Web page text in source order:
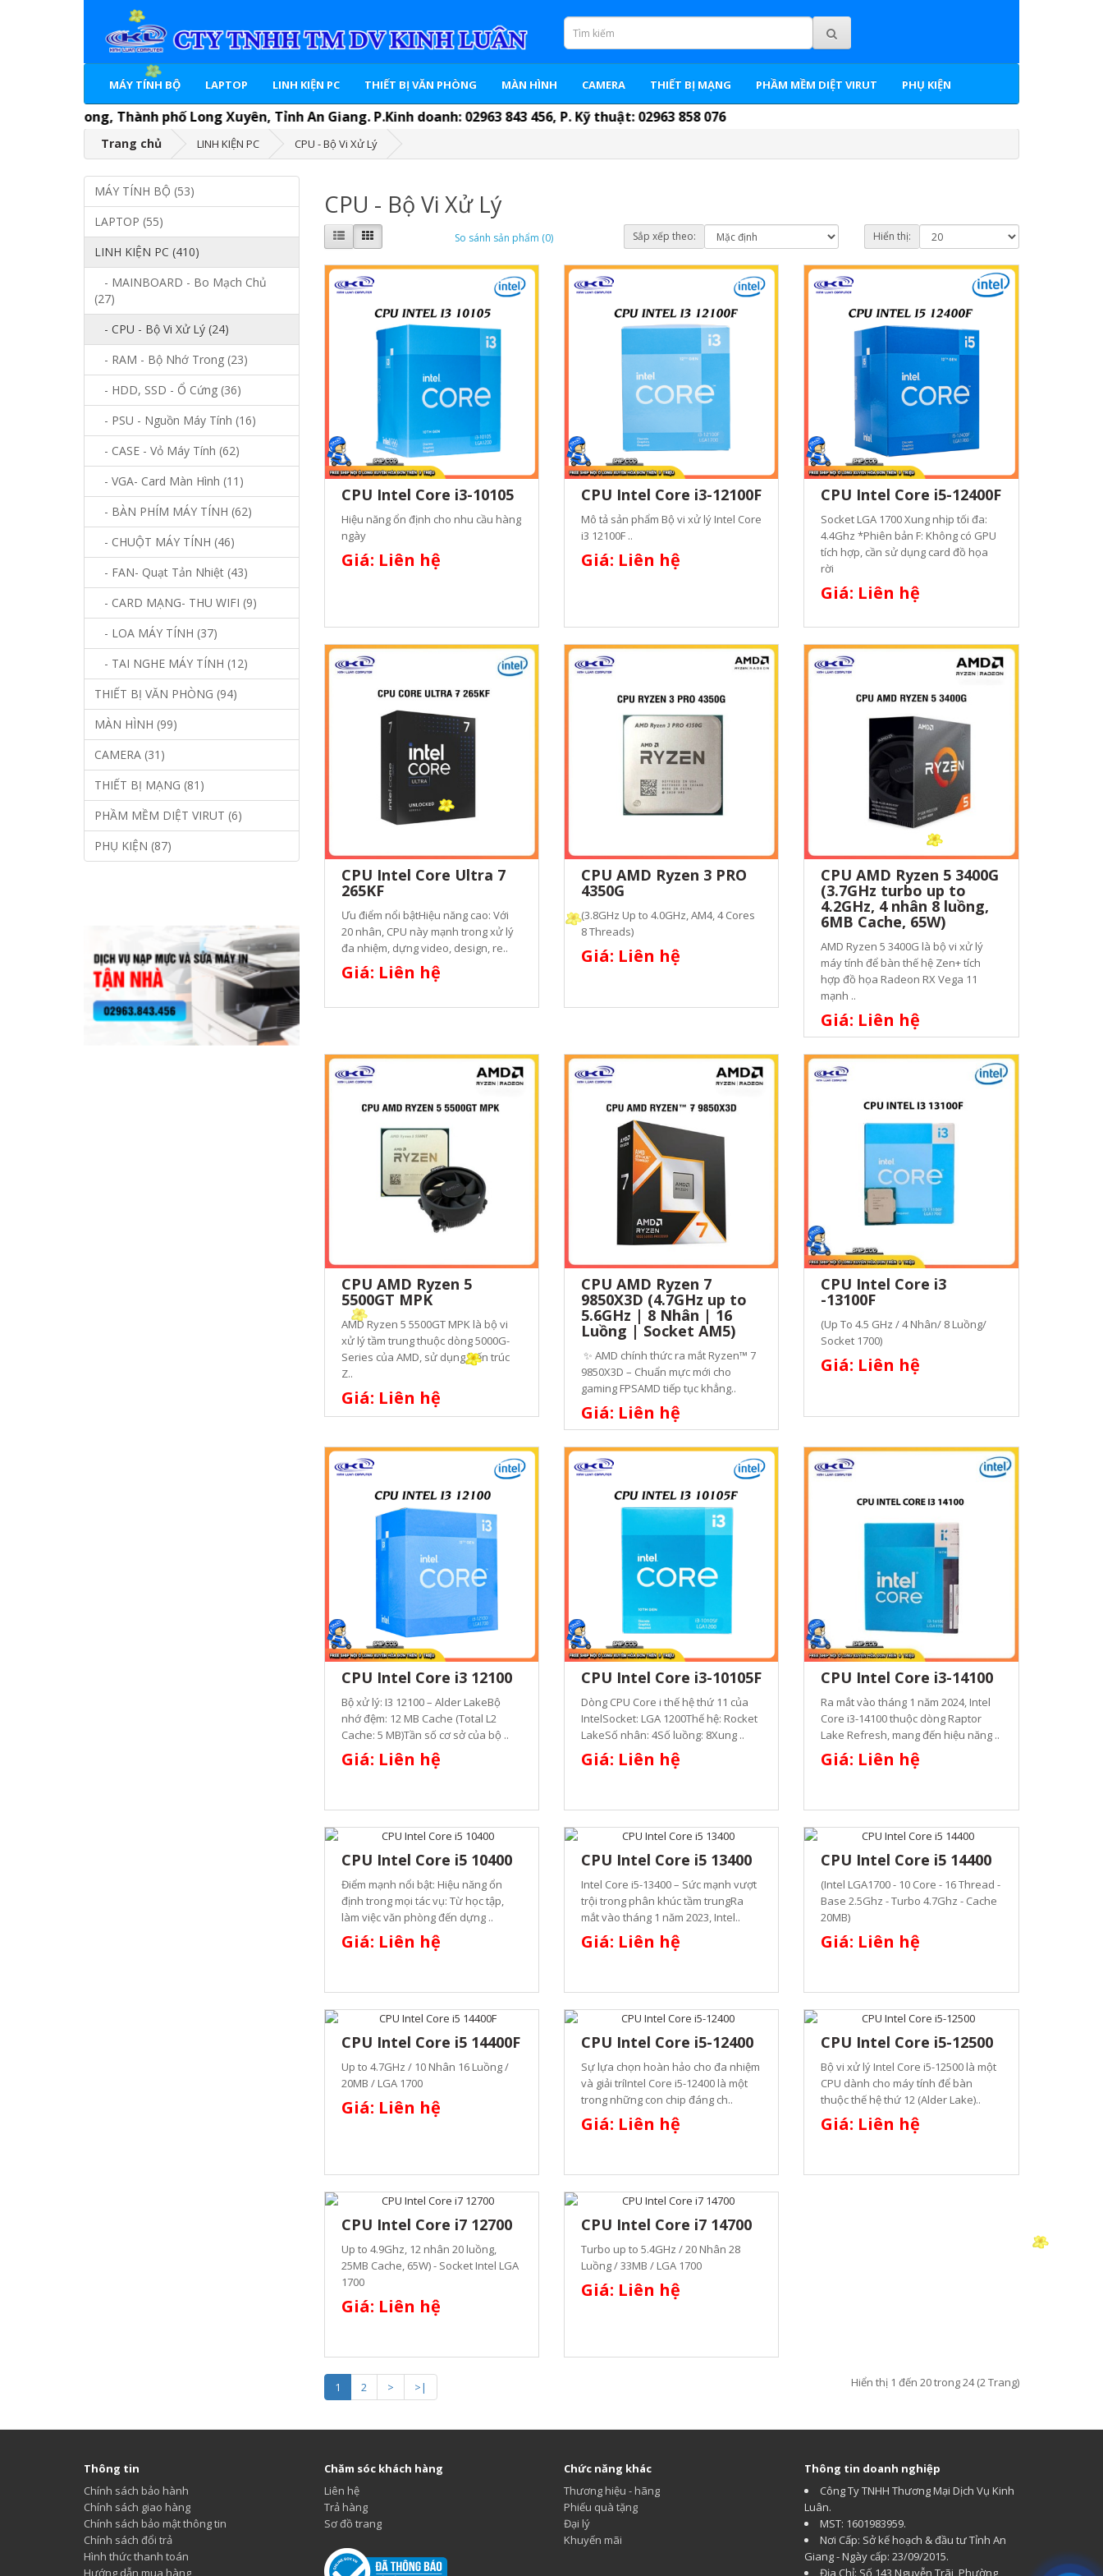
MÁY TÍNH BỘ LAPTOP LINH KIỆN PC THIẾT BỊ VĂN PHÒNG MÀN HÌNH CAMERA THIẾT BỊ MẠNG PHẦM MỀM DIỆT VIRUT PHỤ KIỆN
Long, Thành phố Long Xuyên, Tỉnh An Giang. P.Kinh doanh: 02963 843 456, P. Kỹ thuật: 02963 858 076
Trang chủ LINH KIỆN PC CPU - Bộ Vi Xử Lý
MÁY TÍNH BỘ (53)
LAPTOP (55)
LINH KIỆN PC (410)
- MAINBOARD - Bo Mạch Chủ
(27)
- CPU - Bộ Vi Xử Lý (24)
- RAM - Bộ Nhớ Trong (23)
- HDD, SSD - Ổ Cứng (36)
- PSU - Nguồn Máy Tính (16)
- CASE - Vỏ Máy Tính (62)
- VGA- Card Màn Hình (11)
- BÀN PHÍM MÁY TÍNH (62)
- CHUỘT MÁY TÍNH (46)
- FAN- Quạt Tản Nhiệt (43)
- CARD MẠNG- THU WIFI (9)
- LOA MÁY TÍNH (37)
- TAI NGHE MÁY TÍNH (12)
THIẾT BỊ VĂN PHÒNG (94)
MÀN HÌNH (99)
CAMERA (31)
THIẾT BỊ MẠNG (81)
PHẦM MỀM DIỆT VIRUT (6)
PHỤ KIỆN (87)
CPU - Bộ Vi Xử Lý
So sánh sản phẩm (0) Sắp xếp theo: Hiển thị:
CPU Intel Core i3-10105
Hiệu năng ổn định cho nhu cầu hàng
ngày
Giá: Liên hệ
CPU Intel Core i3-12100F
Mô tả sản phẩm Bộ vi xử lý Intel Core
i3 12100F ..
Giá: Liên hệ
CPU Intel Core i5-12400F
Socket LGA 1700 Xung nhịp tối đa:
4.4Ghz *Phiên bản F: Không có GPU
tích hợp, cần sử dụng card đồ họa
rời
Giá: Liên hệ
CPU Intel Core Ultra 7
265KF
Ưu điểm nổi bậtHiệu năng cao: Với
20 nhân, CPU này mạnh trong xử lý
đa nhiệm, dựng video, design, re..
Giá: Liên hệ
CPU AMD Ryzen 3 PRO
4350G
(3.8GHz Up to 4.0GHz, AM4, 4 Cores
8 Threads)
Giá: Liên hệ
CPU AMD Ryzen 5 3400G
(3.7GHz turbo up to
4.2GHz, 4 nhân 8 luồng,
6MB Cache, 65W)
AMD Ryzen 5 3400G là bộ vi xử lý
máy tính để bàn thế hệ Zen+ tích
hợp đồ họa Radeon RX Vega 11
mạnh ..
Giá: Liên hệ
CPU AMD Ryzen 5
5500GT MPK
AMD Ryzen 5 5500GT MPK là bộ vi
xử lý tầm trung thuộc dòng 5000G-
Series của AMD, sử dụng kiến trúc
Z..
Giá: Liên hệ
CPU AMD Ryzen 7
9850X3D (4.7GHz up to
5.6GHz | 8 Nhân | 16
Luồng | Socket AM5)
✨ AMD chính thức ra mắt Ryzen™ 7
9850X3D – Chuẩn mực mới cho
gaming FPSAMD tiếp tục khẳng..
Giá: Liên hệ
CPU Intel Core i3
-13100F
(Up To 4.5 GHz / 4 Nhân/ 8 Luồng/
Socket 1700)
Giá: Liên hệ
CPU Intel Core i3 12100
Bộ xử lý: I3 12100 – Alder LakeBộ
nhớ đệm: 12 MB Cache (Total L2
Cache: 5 MB)Tần số cơ sở của bộ ..
Giá: Liên hệ
CPU Intel Core i3-10105F
Dòng CPU Core i thế hệ thứ 11 của
IntelSocket: LGA 1200Thế hệ: Rocket
LakeSố nhân: 4Số luồng: 8Xung ..
Giá: Liên hệ
CPU Intel Core i3-14100
Ra mắt vào tháng 1 năm 2024, Intel
Core i3-14100 thuộc dòng Raptor
Lake Refresh, mang đến hiệu năng ..
Giá: Liên hệ
CPU Intel Core i5 10400
Điểm mạnh nổi bật: Hiệu năng ổn
định trong mọi tác vụ: Từ học tập,
làm việc văn phòng đến dựng ..
Giá: Liên hệ
CPU Intel Core i5 13400
Intel Core i5-13400 – Sức mạnh vượt
trội trong phân khúc tầm trungRa
mắt vào tháng 1 năm 2023, Intel..
Giá: Liên hệ
CPU Intel Core i5 14400
(Intel LGA1700 - 10 Core - 16 Thread -
Base 2.5Ghz - Turbo 4.7Ghz - Cache
20MB)
Giá: Liên hệ
CPU Intel Core i5 14400F
Up to 4.7GHz / 10 Nhân 16 Luồng /
20MB / LGA 1700
Giá: Liên hệ
CPU Intel Core i5-12400
Sự lựa chọn hoàn hảo cho đa nhiệm
và giải tríIntel Core i5-12400 là một
trong những con chip đáng ch..
Giá: Liên hệ
CPU Intel Core i5-12500
Bộ vi xử lý Intel Core i5-12500 là một
CPU dành cho máy tính để bàn
thuộc thế hệ thứ 12 (Alder Lake)..
Giá: Liên hệ
CPU Intel Core i7 12700
Up to 4.9Ghz, 12 nhân 20 luồng,
25MB Cache, 65W) - Socket Intel LGA
1700
Giá: Liên hệ
CPU Intel Core i7 14700
Turbo up to 5.4GHz / 20 Nhân 28
Luồng / 33MB / LGA 1700
Giá: Liên hệ
1 2 > >| Hiển thị 1 đến 20 trong 24 (2 Trang)
Thông tin
Chính sách bảo hành
Chính sách giao hàng
Chính sách bảo mật thông tin
Chính sách đổi trả
Hình thức thanh toán
Hướng dẫn mua hàng
Chăm sóc khách hàng
Liên hệ
Trả hàng
Sơ đồ trang
Chức năng khác
Thương hiệu - hãng
Phiếu quà tặng
Đại lý
Khuyến mãi
Thông tin doanh nghiệp
Công Ty TNHH Thương Mại Dịch Vụ Kinh
Luân.
MST: 1601983959.
Nơi Cấp: Sở kế hoạch & đầu tư Tỉnh An
Giang - Ngày cấp: 23/09/2015.
Địa Chỉ: Số 143 Nguyễn Trãi, Phường